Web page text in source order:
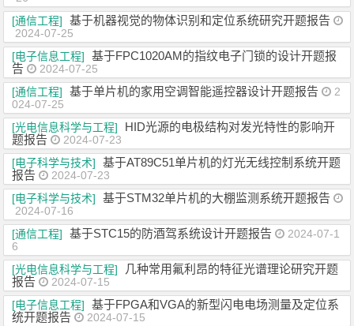
[通信工程]
基于机器视觉的物体识别和定位系统研究开题报告
2024-07-25
[电子信息工程]
基于FPC1020AM的指纹电子门锁的设计开题报
告
2024-07-25
[通信工程]
基于单片机的家用空调智能遥控器设计开题报告
2
024-07-25
[光电信息科学与工程]
HID光源的电极结构对发光特性的影响开
题报告
2024-07-23
[电子科学与技术]
基于AT89C51单片机的灯光无线控制系统开题
报告
2024-07-23
[电子科学与技术]
基于STM32单片机的大棚监测系统开题报告
2024-07-16
[通信工程]
基于STC15的防酒驾系统设计开题报告
2024-07-1
6
[光电信息科学与工程]
几种常用氟利昂的特征光谱理论研究开题
报告
2024-07-15
[电子信息工程]
基于FPGA和VGA的新型闪电电场测量及定位系
统开题报告
2024-07-15